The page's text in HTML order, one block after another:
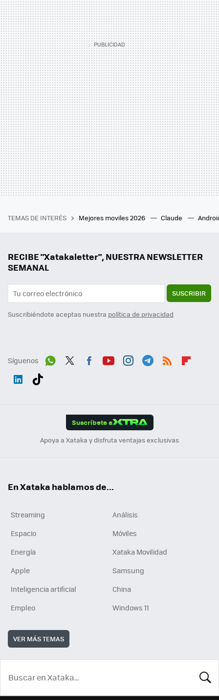
TEMAS DE INTERÉS Mejores moviles 2026 Claude
RECIBE "Xatakaletter", NUESTRA NEWSLETTER
SEMANAL
SUSCRIBIR
Suscribiéndote aceptas nuestra política de privacidad
Síguenos
Suscríbete a
Apoya a Xataka y disfruta ventajas exclusivas
En Xataka hablamos de...
Streaming
Análisis
Espacio
Móviles
Energía
Xataka Movilidad
Apple
Samsung
Inteligencia artificial
China
Empleo
Windows 11
VER MÁS TEMAS